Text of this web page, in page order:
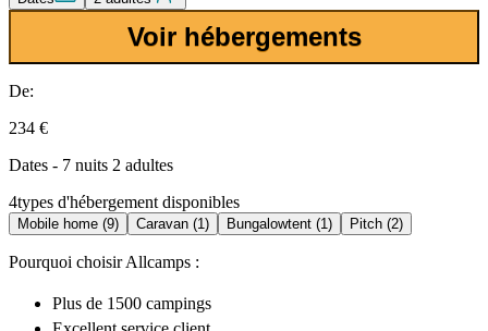
Voir hébergements
De:
234 €
Dates - 7 nuits 2 adultes
4types d'hébergement disponibles
Mobile home (9) Caravan (1) Bungalowtent (1) Pitch (2)
Pourquoi choisir Allcamps :
Plus de 1500 campings